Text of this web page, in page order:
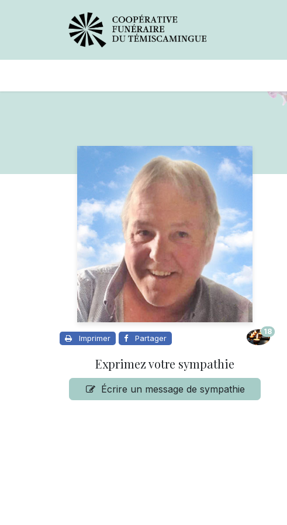
Imprimer Partager
18
Exprimez votre sympathie
Écrire un message de sympathie